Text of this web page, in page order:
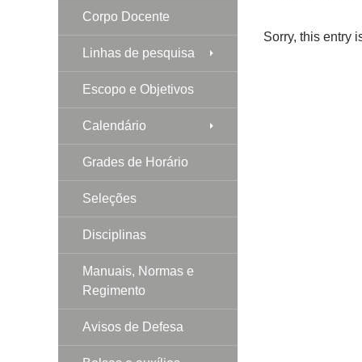
Sorry, this entry
Corpo Docente
Linhas de pesquisa
Escopo e Objetivos
Calendário
Grades de Horário
Seleções
Disciplinas
Manuais, Normas e
Regimento
Avisos de Defesa